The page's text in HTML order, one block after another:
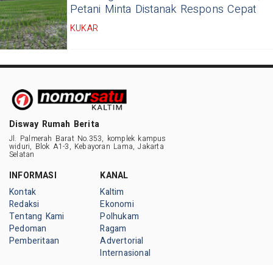
Petani Minta Distanak Respons Cepat
KUKAR
Disway Rumah Berita
Jl. Palmerah Barat No.353, komplek kampus
widuri, Blok A1-3, Kebayoran Lama, Jakarta
Selatan
INFORMASI
Kontak
Redaksi
Tentang Kami
Pedoman
Pemberitaan
KANAL
Kaltim
Ekonomi
Polhukam
Ragam
Advertorial
Internasional